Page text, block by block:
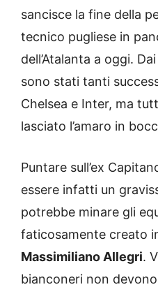
sancisce la fine della
tecnico pugliese in
dell’Atalanta a oggi.
sono stati tanti
Chelsea e Inter, ma
lasciato l’amaro in
Puntare sull’ex
essere infatti un
potrebbe minare gli
faticosamente creato
Massimiliano Allegri.
bianconeri non